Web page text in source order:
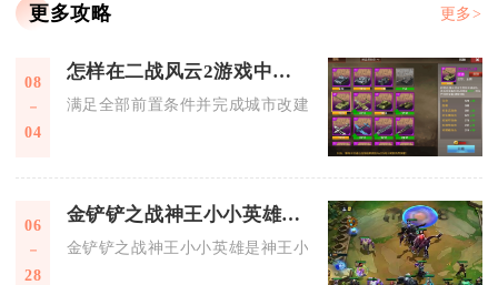
更多攻略 更多>
08
04
怎样在二战风云2游戏中创建军团城市
满足全部前置条件并完成城市改建操作，即可在二战风云2
06
28
金铲铲之战神王小小英雄是谁
金铲铲之战神王小小英雄是神王小小盖伦与神王小小德莱厄